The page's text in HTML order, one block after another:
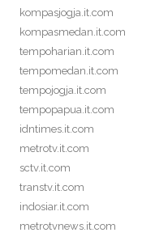
kompasjogja.it.com
kompasmedan.it.com
tempoharian.it.com
tempomedan.it.com
tempojogja.it.com
tempopapua.it.com
idntimes.it.com
metrotv.it.com
sctv.it.com
transtv.it.com
indosiar.it.com
metrotvnews.it.com